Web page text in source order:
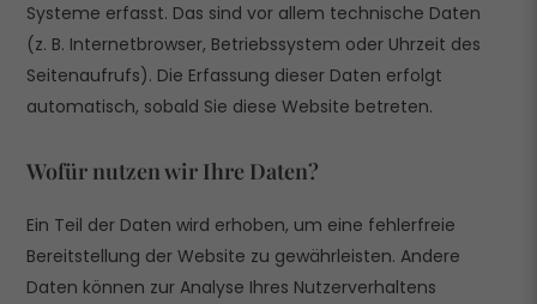
Systeme erfasst. Das sind vor allem technische Daten
(z. B. Internetbrowser, Betriebssystem oder Uhrzeit des
Seitenaufrufs). Die Erfassung dieser Daten erfolgt
automatisch, sobald Sie diese Website betreten.
Wofür nutzen wir Ihre Daten?
Ein Teil der Daten wird erhoben, um eine fehlerfreie
Bereitstellung der Website zu gewährleisten. Andere
Daten können zur Analyse Ihres Nutzerverhaltens